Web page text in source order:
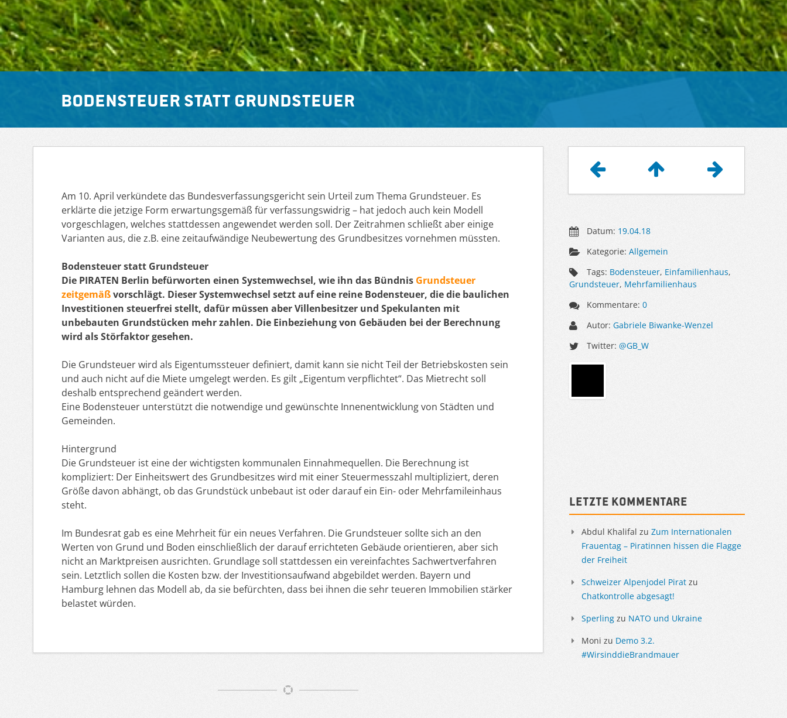
Bodensteuer statt Grundsteuer
Am 10. April verkündete das Bundesverfassungsgericht sein Urteil zum Thema Grundsteuer. Es
erklärte die jetzige Form erwartungsgemäß für verfassungswidrig – hat jedoch auch kein Modell
vorgeschlagen, welches stattdessen angewendet werden soll. Der Zeitrahmen schließt aber einige
Varianten aus, die z.B. eine zeitaufwändige Neubewertung des Grundbesitzes vornehmen müssten.
Bodensteuer statt Grundsteuer
Die PIRATEN Berlin befürworten einen Systemwechsel, wie ihn das Bündnis Grundsteuer
zeitgemäßvorschlägt. Dieser Systemwechsel setzt auf eine reine Bodensteuer, die die baulichen
Investitionen steuerfrei stellt, dafür müssen aber Villenbesitzer und Spekulanten mit
unbebauten Grundstücken mehr zahlen. Die Einbeziehung von Gebäuden bei der Berechnung
wird als Störfaktor gesehen.
Die Grundsteuer wird als Eigentumssteuer definiert, damit kann sie nicht Teil der Betriebskosten sein
und auch nicht auf die Miete umgelegt werden. Es gilt „Eigentum verpflichtet“. Das Mietrecht soll
deshalb entsprechend geändert werden.
Eine Bodensteuer unterstützt die notwendige und gewünschte Innenentwicklung von Städten und
Gemeinden.
Hintergrund
Die Grundsteuer ist eine der wichtigsten kommunalen Einnahmequellen. Die Berechnung ist
kompliziert: Der Einheitswert des Grundbesitzes wird mit einer Steuermesszahl multipliziert, deren
Größe davon abhängt, ob das Grundstück unbebaut ist oder darauf ein Ein- oder Mehrfamileinhaus
steht.
Im Bundesrat gab es eine Mehrheit für ein neues Verfahren. Die Grundsteuer sollte sich an den
Werten von Grund und Boden einschließlich der darauf errichteten Gebäude orientieren, aber sich
nicht an Marktpreisen ausrichten. Grundlage soll stattdessen ein vereinfachtes Sachwertverfahren
sein. Letztlich sollen die Kosten bzw. der Investitionsaufwand abgebildet werden. Bayern und
Hamburg lehnen das Modell ab, da sie befürchten, dass bei ihnen die sehr teueren Immobilien stärker
belastet würden.
Datum: 19.04.18
Kategorie:Allgemein
Tags: Bodensteuer, Einfamilienhaus,
Grundsteuer, Mehrfamilienhaus
Kommentare:0
Autor:Gabriele Biwanke-Wenzel
Twitter:@GB_W
Letzte Kommentare
Abdul Khalifal zu Zum Internationalen
Frauentag – Piratinnen hissen die Flagge
der Freiheit
Schweizer Alpenjodel Pirat zu
Chatkontrolle abgesagt!
Sperling zu NATO und Ukraine
Moni zu Demo 3.2.
#WirsinddieBrandmauer